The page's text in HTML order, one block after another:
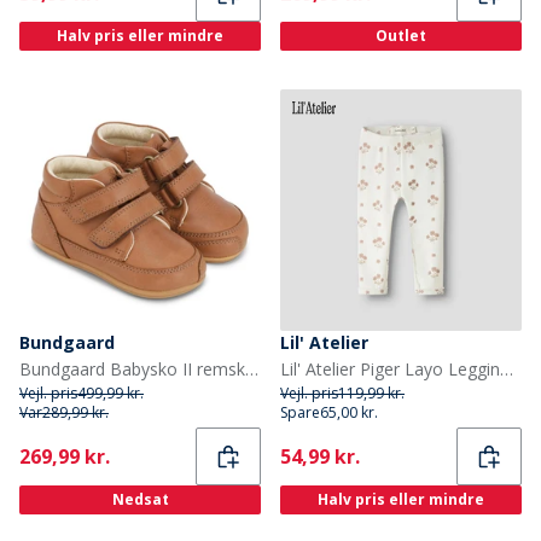
Halv pris eller mindre Outlet
Bundgaard
Bundgaard Babysko II remsko Cognac Ws
Vejl. pris499,99 kr.
Var289,99 kr.
Current
269,99 kr.
Nedsat
Lil' Atelier
Lil' Atelier Piger Layo Leggings Coconut Milk
Vejl. pris119,99 kr.
Spare65,00 kr.
Current
54,99 kr.
Halv pris eller mindre